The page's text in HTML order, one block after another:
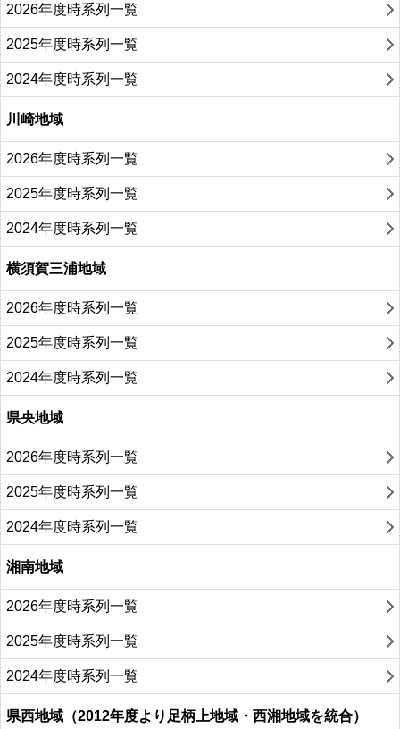
2026年度時系列一覧
2025年度時系列一覧
2024年度時系列一覧
川崎地域
2026年度時系列一覧
2025年度時系列一覧
2024年度時系列一覧
横須賀三浦地域
2026年度時系列一覧
2025年度時系列一覧
2024年度時系列一覧
県央地域
2026年度時系列一覧
2025年度時系列一覧
2024年度時系列一覧
湘南地域
2026年度時系列一覧
2025年度時系列一覧
2024年度時系列一覧
県西地域（2012年度より足柄上地域・西湘地域を統合）